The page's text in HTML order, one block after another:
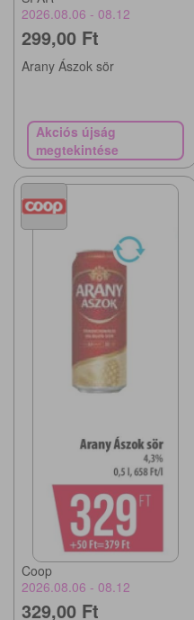
2026.08.06 - 08.12
299,00 Ft
Arany Ászok sör
Akciós újság
megtekintése
Coop
2026.08.06 - 08.12
329,00 Ft